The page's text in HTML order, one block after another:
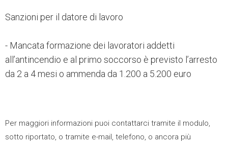
Sanzioni per il datore di lavoro
- Mancata formazione dei lavoratori addetti
all’antincendio e al primo soccorso è previsto l’arresto
da 2 a 4 mesi o ammenda da 1.200 a 5.200 euro
Per maggiori informazioni puoi contattarci tramite il modulo,
sotto riportato, o tramite e-mail, telefono, o ancora più